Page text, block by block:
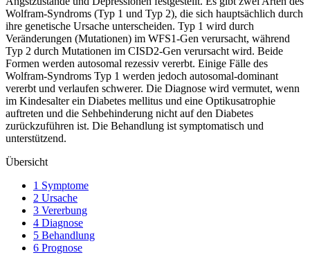
Wolfram-Syndroms (Typ 1 und Typ 2), die sich hauptsächlich durch
ihre genetische Ursache unterscheiden. Typ 1 wird durch
Veränderungen (Mutationen) im WFS1-Gen verursacht, während
Typ 2 durch Mutationen im CISD2-Gen verursacht wird. Beide
Formen werden autosomal rezessiv vererbt. Einige Fälle des
Wolfram-Syndroms Typ 1 werden jedoch autosomal-dominant
vererbt und verlaufen schwerer. Die Diagnose wird vermutet, wenn
im Kindesalter ein Diabetes mellitus und eine Optikusatrophie
auftreten und die Sehbehinderung nicht auf den Diabetes
zurückzuführen ist. Die Behandlung ist symptomatisch und
unterstützend.
Übersicht
1 Symptome
2 Ursache
3 Vererbung
4 Diagnose
5 Behandlung
6 Prognose